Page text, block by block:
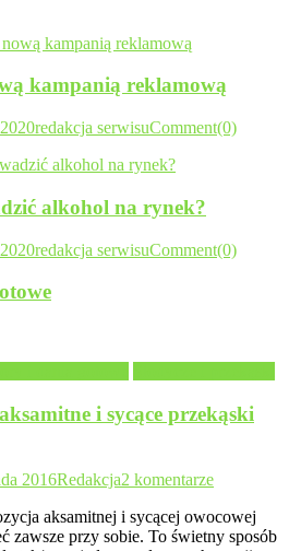
kampanią reklamową
redakcja serwisuComment(0)
alkohol na rynek?
redakcja serwisuComment(0)
i sycące przekąski
2016Redakcja2 komentarze
aksamitnej i sycącej owocowej
zawsze przy sobie. To świetny sposób